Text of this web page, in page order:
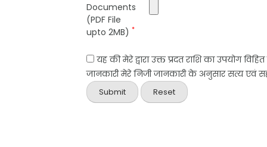
Documents
(PDF File
upto 2MB) *
यह की मेरे द्वारा उक्त प्रदत राशि का उपयोग
जानकारी मेरे निजी जानकारी के अनुसार सत्य एवं